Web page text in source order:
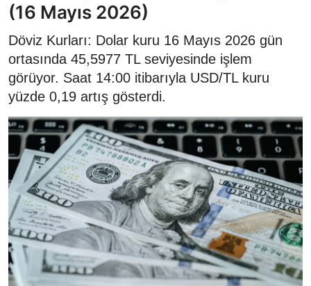
(16 Mayıs 2026)
Döviz Kurları: Dolar kuru 16 Mayıs 2026 gün
ortasında 45,5977 TL seviyesinde işlem
görüyor. Saat 14:00 itibarıyla USD/TL kuru
yüzde 0,19 artış gösterdi.